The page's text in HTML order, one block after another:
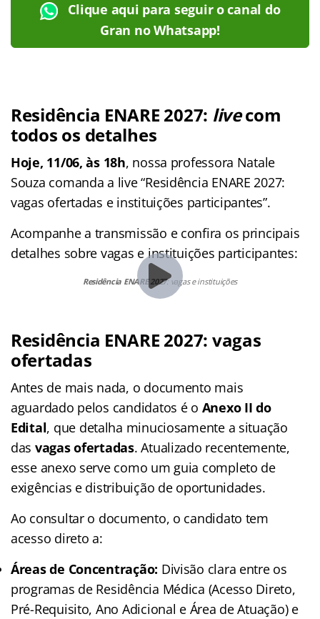
Clique aqui para seguir o canal do
Gran no Whatsapp!
Residência ENARE 2027: livecom
todos os detalhes
Hoje, 11/06, às 18h, nossa professora Natale
Souza comanda a live “Residência ENARE 2027:
vagas ofertadas e instituições participantes”.
Acompanhe a transmissão e confira os principais
detalhes sobre vagas e instituições participantes:
Residência ENARE 2027: vagas e instituições
Residência ENARE 2027: vagas
ofertadas
Antes de mais nada, o documento mais
aguardado pelos candidatos é o Anexo II do
Edital, que detalha minuciosamente a situação
das vagas ofertadas. Atualizado recentemente,
esse anexo serve como um guia completo de
exigências e distribuição de oportunidades.
Ao consultar o documento, o candidato tem
acesso direto a:
Áreas de Concentração: Divisão clara entre os
programas de Residência Médica (Acesso Direto,
Pré-Requisito, Ano Adicional e Área de Atuação) e